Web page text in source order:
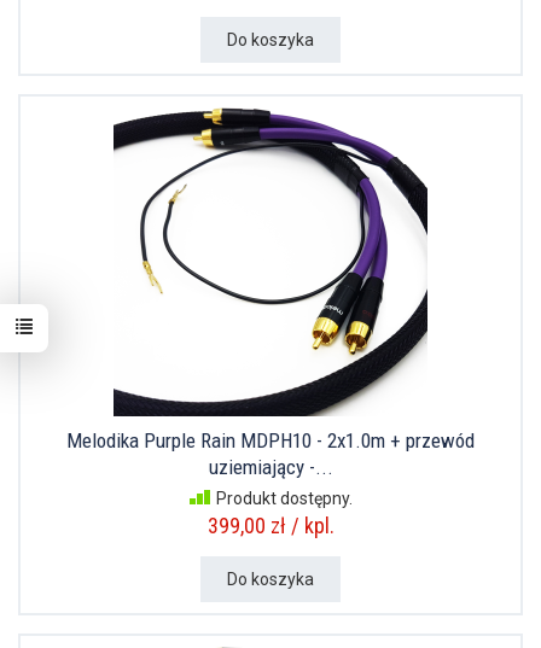
Do koszyka
Melodika Purple Rain MDPH10 - 2x1.0m + przewód
uziemiający -...
Produkt dostępny.
399,00 zł / kpl.
Do koszyka